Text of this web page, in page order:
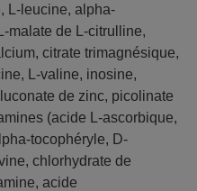
L-leucine, alpha-
malate de L-citrulline,
citrate trimagnésique,
L-valine, inosine,
de zinc, picolinate
(acide L-ascorbique,
tocophéryle, D-
chlorhydrate de
acide